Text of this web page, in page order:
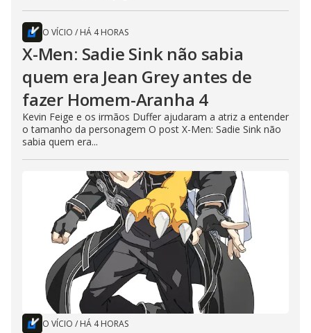
O VÍCIO / HÁ 4 HORAS
X-Men: Sadie Sink não sabia
quem era Jean Grey antes de
fazer Homem-Aranha 4
Kevin Feige e os irmãos Duffer ajudaram a atriz a entender
o tamanho da personagem O post X-Men: Sadie Sink não
sabia quem era...
O VÍCIO / HÁ 4 HORAS